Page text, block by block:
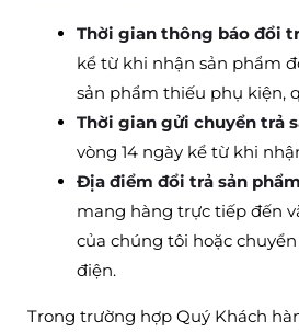
Thời gian thông báo đổi
kể từ khi nhận sản phẩm
sản phẩm thiếu phụ kiện,
Thời gian gửi chuyển trả
vòng 14 ngày kể từ khi
Địa điểm đổi trả sản phẩm
mang hàng trực tiếp đến
của chúng tôi hoặc
điện.
Trong trường hợp Quý Khách